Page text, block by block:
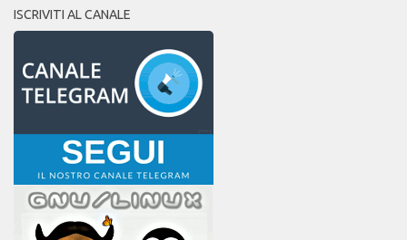
ISCRIVITI AL CANALE